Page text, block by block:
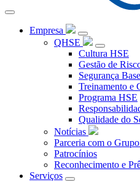
Empresa
QHSE
Cultura HSE
Gestão de
Segurança
Treinamento e
Programa HSE
Qualidade do
Notícias
Parceria com o
Patrocínios
Reconhecimento e
Serviços